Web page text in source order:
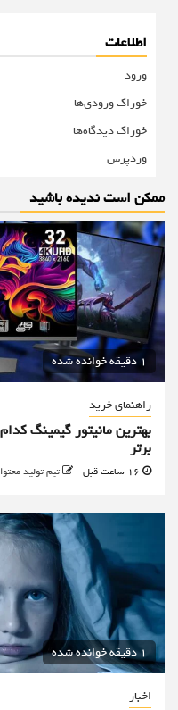
اطلاعات
ورود
خوراک ورودی‌ها
خوراک دیدگاه‌ها
وردپرس
ممکن است ندیده باشید
1 دقیقه خوانده شده
راهنمای خرید
برتر
تیم تولید محتوا
1 دقیقه خوانده شده
اخبار